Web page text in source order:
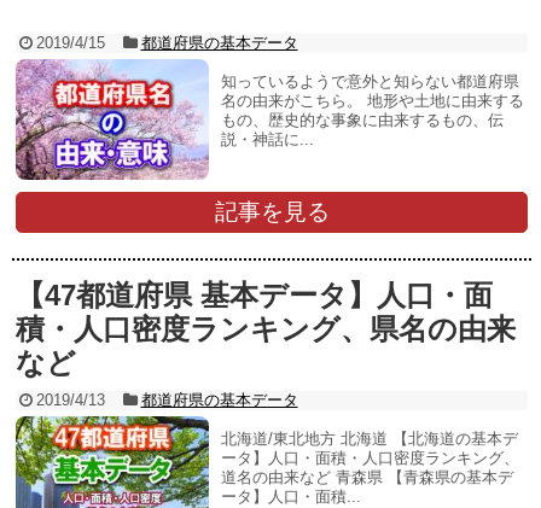
2019/4/15 都道府県の基本データ
知っているようで意外と知らない都道府県
名の由来がこちら。 地形や土地に由来する
もの、歴史的な事象に由来するもの、伝
説・神話に...
記事を見る
【47都道府県 基本データ】人口・面
積・人口密度ランキング、県名の由来
など
2019/4/13 都道府県の基本データ
北海道/東北地方 北海道 【北海道の基本デ
ータ】人口・面積・人口密度ランキング、
道名の由来など 青森県 【青森県の基本デ
ータ】人口・面積...